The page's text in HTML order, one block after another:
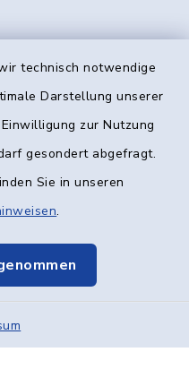
technisch notwendige
Darstellung unserer
zur Nutzung
gesondert abgefragt.
Sie in unseren
.